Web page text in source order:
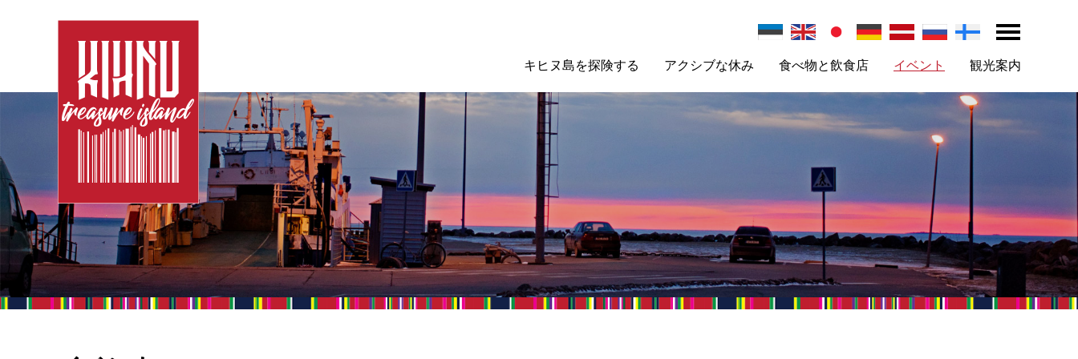
キヒヌ島を探険する アクシブな休み 食べ物と飲食店 イベント 観光案内